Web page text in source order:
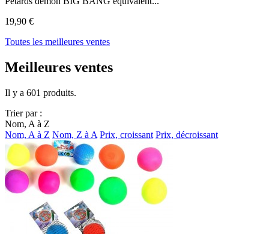
19,90 €
Toutes les meilleures ventes
Meilleures ventes
Il y a 601 produits.
Trier par :
Nom, A à Z
Nom, A à Z Nom, Z à A Prix, croissant Prix, décroissant